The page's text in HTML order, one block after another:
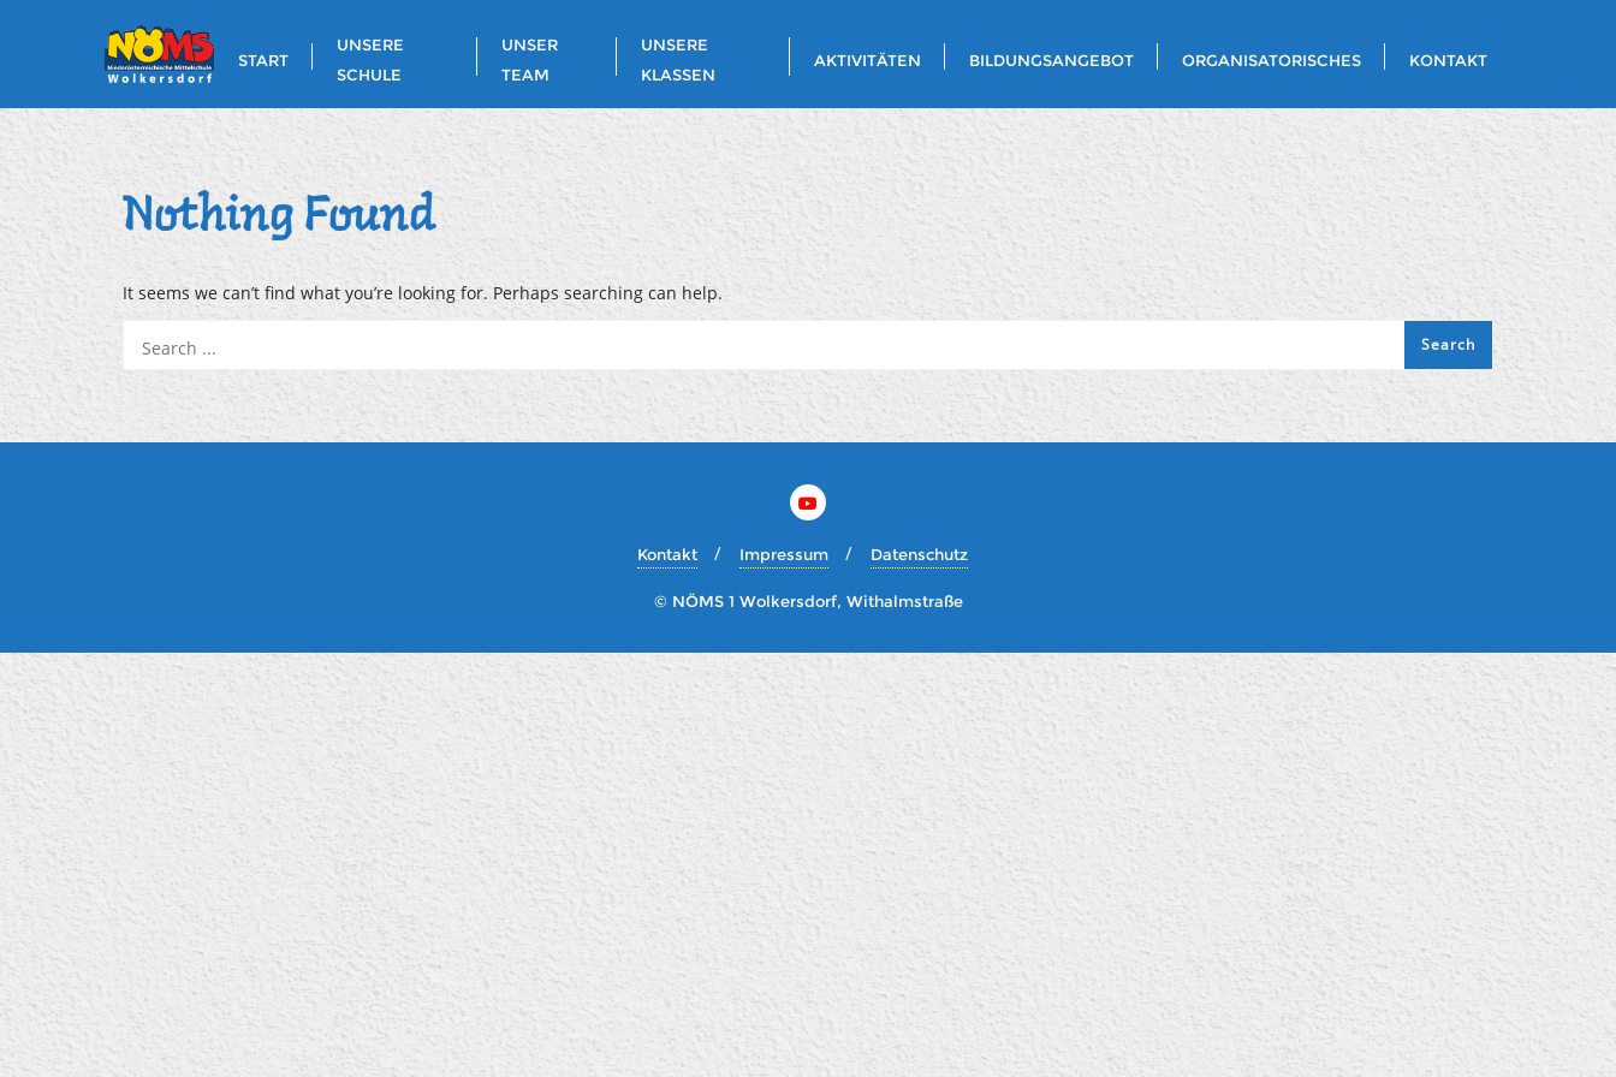
START
UNSERE
SCHULE
UNSER
TEAM
UNSERE
KLASSEN
AKTIVITÄTEN BILDUNGSANGEBOT ORGANISATORISCHES KONTAKT
Nothing Found
It seems we can’t find what you’re looking for. Perhaps searching can help.
Kontakt Impressum Datenschutz